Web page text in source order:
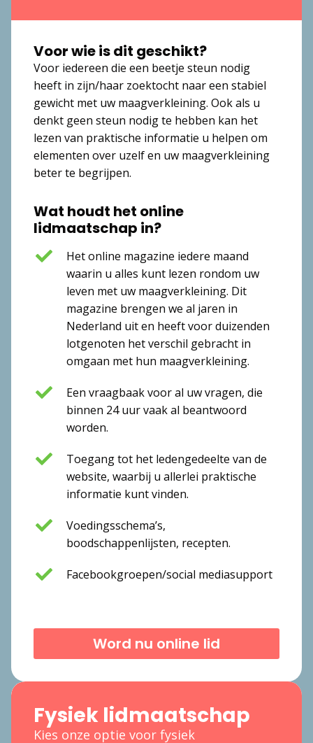
Voor wie is dit geschikt?
Voor iedereen die een beetje steun nodig
heeft in zijn/haar zoektocht naar een stabiel
gewicht met uw maagverkleining. Ook als u
denkt geen steun nodig te hebben kan het
lezen van praktische informatie u helpen om
elementen over uzelf en uw maagverkleining
beter te begrijpen.
Wat houdt het online
lidmaatschap in?
Het online magazine iedere maand
waarin u alles kunt lezen rondom uw
leven met uw maagverkleining. Dit
magazine brengen we al jaren in
Nederland uit en heeft voor duizenden
lotgenoten het verschil gebracht in
omgaan met hun maagverkleining.
Een vraagbaak voor al uw vragen, die
binnen 24 uur vaak al beantwoord
worden.
Toegang tot het ledengedeelte van de
website, waarbij u allerlei praktische
informatie kunt vinden.
Voedingsschema’s,
boodschappenlijsten, recepten.
Facebookgroepen/social mediasupport
Word nu online lid
Fysiek lidmaatschap
Kies onze optie voor fysiek